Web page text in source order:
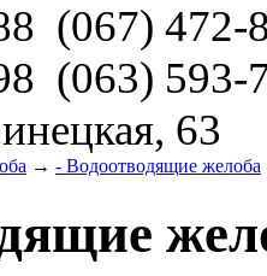
(067) 472-
(063) 593-
63
→ - Водоотводящие желоба